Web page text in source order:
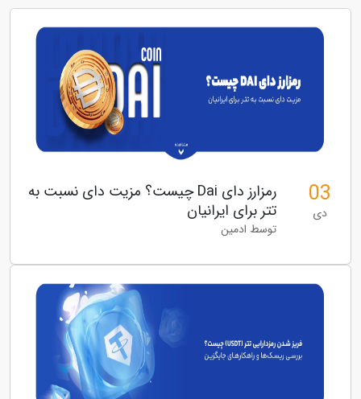
03
دی
رمزارز دای Dai چیست؟ مزیت دای نسبت به
تتر برای ایرانیان
توسط ادمین